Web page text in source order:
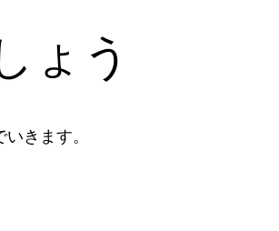
ょう
きます。